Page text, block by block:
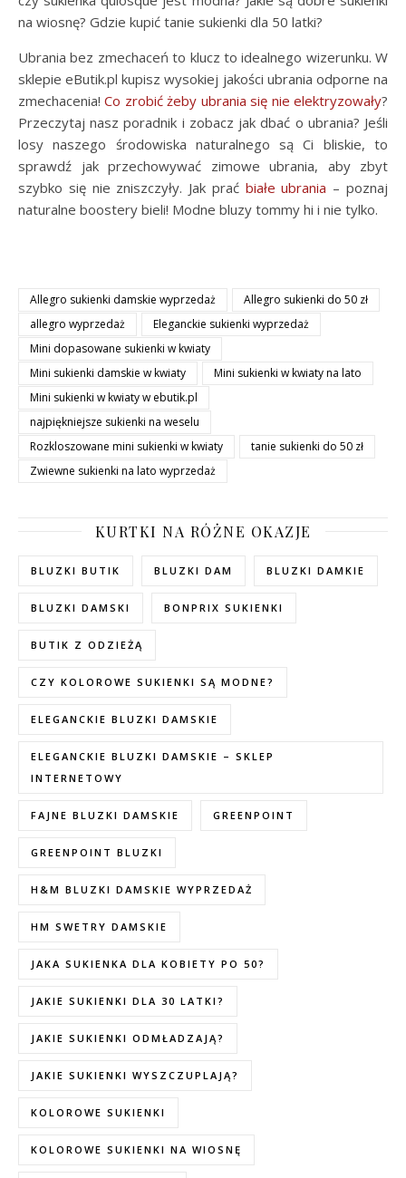
na wiosnę? Gdzie kupić tanie sukienki dla 50 latki?
Ubrania bez zmechaceń to klucz to idealnego wizerunku. W
sklepie eButik.pl kupisz wysokiej jakości ubrania odporne na
zmechacenia!Co zrobić żeby ubrania się nie elektryzowały?
Przeczytaj nasz poradnik i zobacz jak dbać o ubrania? Jeśli
losy naszego środowiska naturalnego są Ci bliskie, to
sprawdź jak przechowywać zimowe ubrania, aby zbyt
szybko się nie zniszczyły. Jak prać białe ubrania – poznaj
naturalne boostery bieli! Modne bluzy tommy hi i nie tylko.
Allegro sukienki damskie wyprzedaż
Allegro sukienki do 50 zł
allegro wyprzedaż
Eleganckie sukienki wyprzedaż
Mini dopasowane sukienki w kwiaty
Mini sukienki damskie w kwiaty
Mini sukienki w kwiaty na lato
Mini sukienki w kwiaty w ebutik.pl
najpiękniejsze sukienki na weselu
Rozkloszowane mini sukienki w kwiaty
tanie sukienki do 50 zł
Zwiewne sukienki na lato wyprzedaż
KURTKI NA RÓŻNE OKAZJE
BLUZKI BUTIK BLUZKI DAM BLUZKI DAMKIE
BLUZKI DAMSKI BONPRIX SUKIENKI
BUTIK Z ODZIEŻĄ
CZY KOLOROWE SUKIENKI SĄ MODNE?
ELEGANCKIE BLUZKI DAMSKIE
ELEGANCKIE BLUZKI DAMSKIE – SKLEP
INTERNETOWY
FAJNE BLUZKI DAMSKIE GREENPOINT
GREENPOINT BLUZKI
H&M BLUZKI DAMSKIE WYPRZEDAŻ
HM SWETRY DAMSKIE
JAKA SUKIENKA DLA KOBIETY PO 50?
JAKIE SUKIENKI DLA 30 LATKI?
JAKIE SUKIENKI ODMŁADZAJĄ?
JAKIE SUKIENKI WYSZCZUPLAJĄ?
KOLOROWE SUKIENKI
KOLOROWE SUKIENKI NA WIOSNĘ